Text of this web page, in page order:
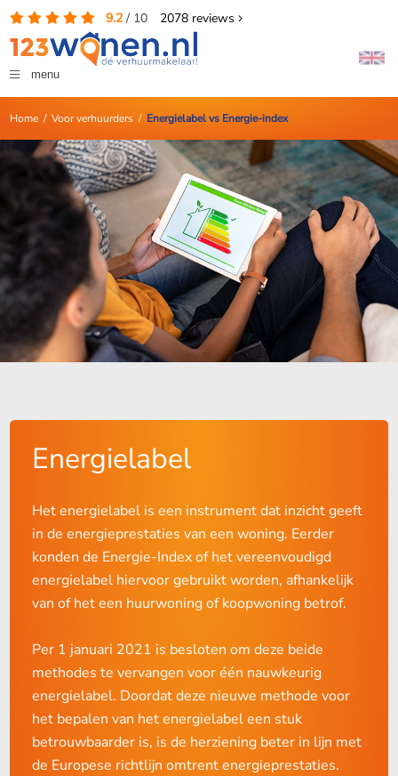
9.2/ 10 2078reviews
menu
Home/ Voor verhuurders/ Energielabel vs Energie-index
Energielabel
Het energielabel is een instrument dat inzicht geeft
in de energieprestaties van een woning. Eerder
konden de Energie-Index of het vereenvoudigd
energielabel hiervoor gebruikt worden, afhankelijk
van of het een huurwoning of koopwoning betrof.
Per 1 januari 2021 is besloten om deze beide
methodes te vervangen voor één nauwkeurig
energielabel. Doordat deze nieuwe methode voor
het bepalen van het energielabel een stuk
betrouwbaarder is, is de herziening beter in lijn met
de Europese richtlijn omtrent energieprestaties.